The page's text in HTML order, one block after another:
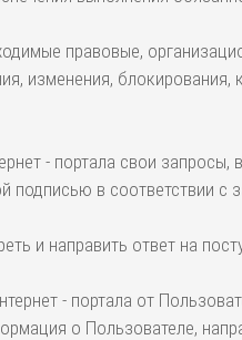
правовые,
изменения,
- портала свои
подписью в соответствии
и направить ответ на
- портала от
о Пользователе,